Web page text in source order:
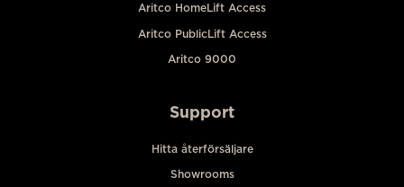
Aritco HomeLift Access
Aritco PublicLift Access
Aritco 9000
Support
Hitta återförsäljare
Showrooms